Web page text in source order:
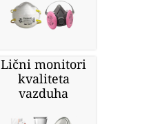
Lični monitori
kvaliteta
vazduha